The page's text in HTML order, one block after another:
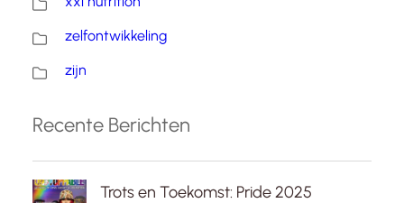
zelfontwikkeling
zijn
Recente Berichten
Trots en Toekomst: Pride 2025